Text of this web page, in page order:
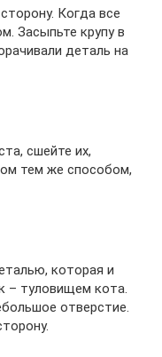
Когда все
Засыпьте крупу в
деталь на
сшейте их,
тем же способом,
которая и
– туловищем кота.
отверстие.